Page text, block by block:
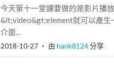
今天第十一堂課要做的是影片播
&lt;video&gt;element就可以產生
介面...
2018-10-27 ‧ 由 hank8124分享